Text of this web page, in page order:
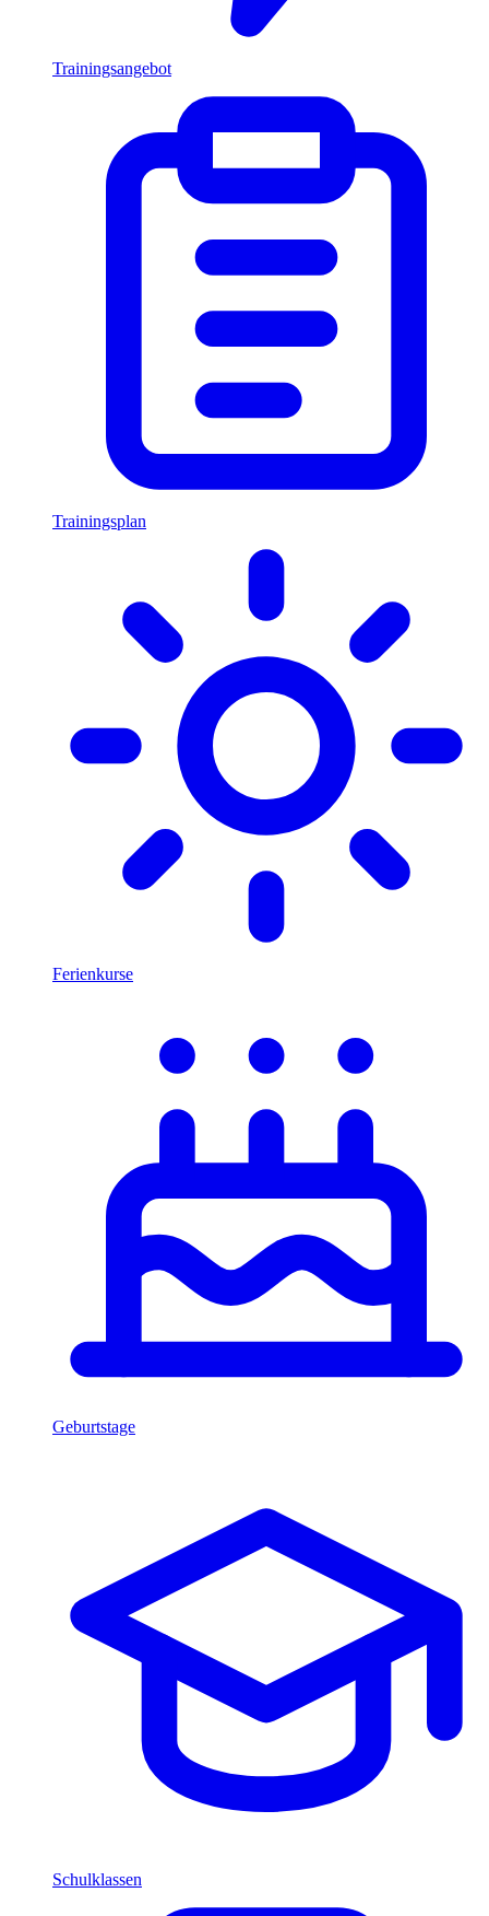
Trainingsangebot
Trainingsplan
Ferienkurse
Geburtstage
Schulklassen